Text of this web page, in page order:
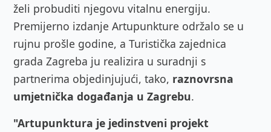
želi probuditi njegovu vitalnu energiju.
Premijerno izdanje Artupunkture održalo se u
rujnu prošle godine, a Turistička zajednica
grada Zagreba ju realizira u suradnji s
partnerima objedinjujući, tako, raznovrsna
umjetnička događanja u Zagrebu.
"Artupunktura je jedinstveni projekt